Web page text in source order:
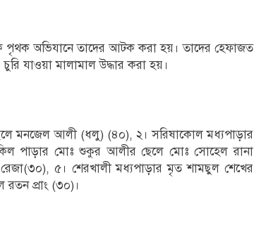
পৃথক অভিযানে তাদের আটক করা হয়। তাদের হেফাজত
যাওয়া মালামাল উদ্ধার করা হয়।
মনজেল আলী (ধলু) (৪০), ২। সরিষাকোল মধ্যপাড়ার
পাড়ার মোঃ শুকুর আলীর ছেলে মোঃ সোহেল রানা
৫। শেরখালী মধ্যপাড়ার মৃত শামছুল শেখের
রতন প্রাং (৩০)।